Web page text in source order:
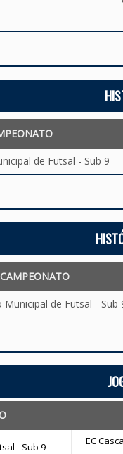
de Futsal - Sub 9
CAMPEONATO
de Futsal - Sub
- Sub 9 EC